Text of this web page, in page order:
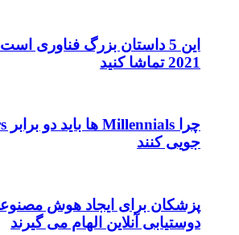
این 5 داستان بزرگ فناوری
2021 تماشا کنید
جویی کنند
پزشکان برای ایجاد هوش
دوستیابی آنلاین الهام می گیرند